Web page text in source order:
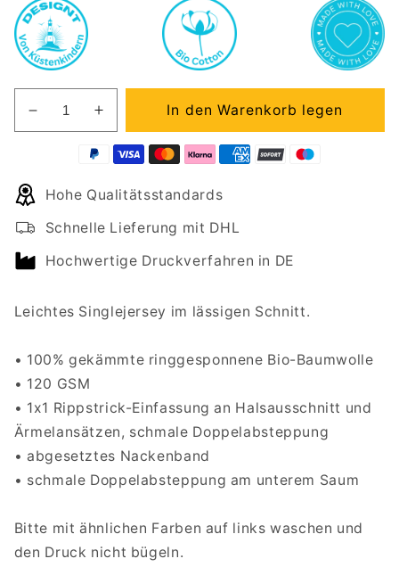
Verringere
die
Premium
Tanktop
Women
Erhöhe
die
Menge
Premium
Tanktop
Women
In den Warenkorb legen
Hohe Qualitätsstandards
Schnelle Lieferung mit DHL
Hochwertige Druckverfahren in DE
Leichtes Singlejersey im lässigen Schnitt.
• 100% gekämmte ringgesponnene Bio-Baumwolle
• 120 GSM
• 1x1 Rippstrick-Einfassung an Halsausschnitt und
Ärmelansätzen, schmale Doppelabsteppung
• abgesetztes Nackenband
• schmale Doppelabsteppung am unterem Saum
Bitte mit ähnlichen Farben auf links waschen und
den Druck nicht bügeln.